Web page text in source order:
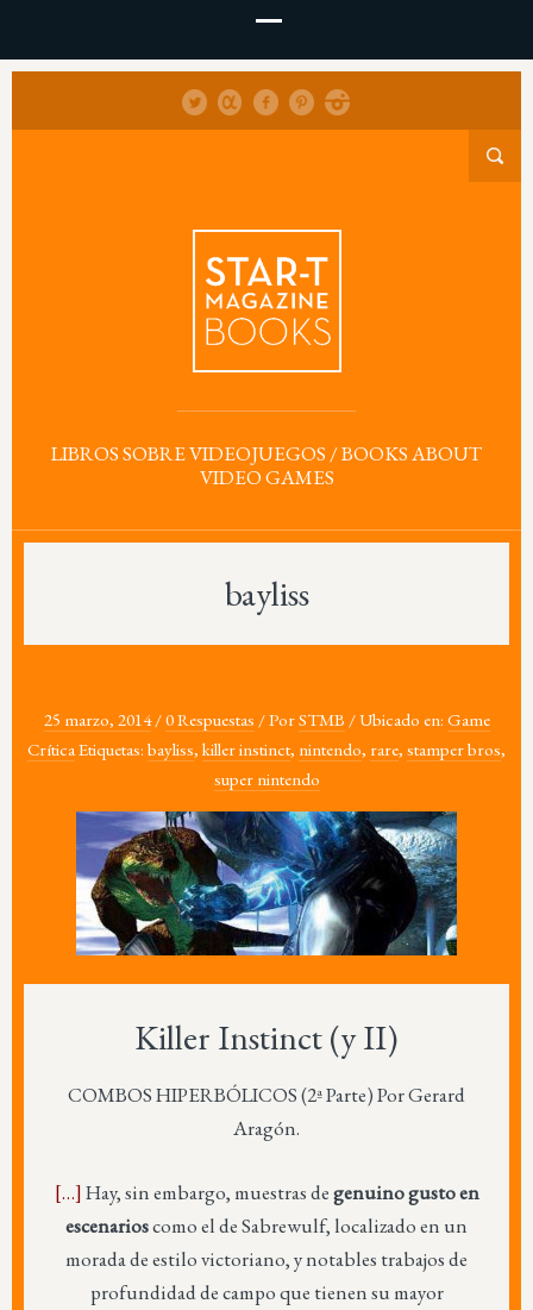
LIBROS SOBRE VIDEOJUEGOS / BOOKS ABOUT
VIDEO GAMES
bayliss
25 marzo, 2014 /0 Respuestas /PorSTMB /Ubicado en: Game
CríticaEtiquetas: bayliss, killer instinct, nintendo, rare, stamper bros,
super nintendo
Killer Instinct (y II)
COMBOS HIPERBÓLICOS (2ª Parte) Por Gerard
Aragón.
[…]Hay, sin embargo, muestras degenuino gusto en
escenarioscomo el de Sabrewulf, localizado en un
morada de estilo victoriano, y notables trabajos de
profundidad de campo que tienen su mayor